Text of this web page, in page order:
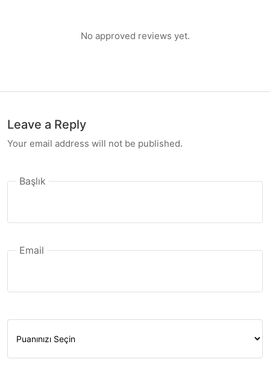
No approved reviews yet.
Leave a Reply
Your email address will not be published.
Başlık
Email